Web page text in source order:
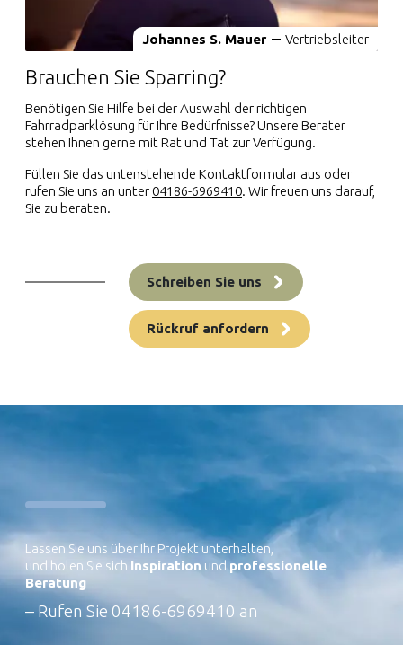
Brauchen Sie Sparring?
Benötigen Sie Hilfe bei der Auswahl der richtigen
Fahrradparklösung für Ihre Bedürfnisse? Unsere Berater
stehen Ihnen gerne mit Rat und Tat zur Verfügung.
Füllen Sie das untenstehende Kontaktformular aus oder
rufen Sie uns an unter 04186-6969410. Wir freuen uns darauf,
Sie zu beraten.
Schreiben Sie uns
Rückruf anfordern
Johannes S. Mauer Vertriebsleiter
Lassen Sie uns über Ihr Projekt unterhalten,
und holen Sie sich Inspiration undprofessionelle
Beratung
– Rufen Sie 04186-6969410 an